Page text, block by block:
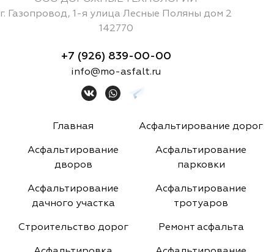
г.
Газопровод, 1-я улица Лесные Поляны дом 2
142770
+7 (926) 839-00-00
info@mo-asfalt.ru
Главная Асфальтирование дорог
Асфальтирование
дворов
Асфальтирование
парковки
Асфальтирование
дачного участка
Асфальтирование
тротуаров
Строительство дорог Ремонт асфальта